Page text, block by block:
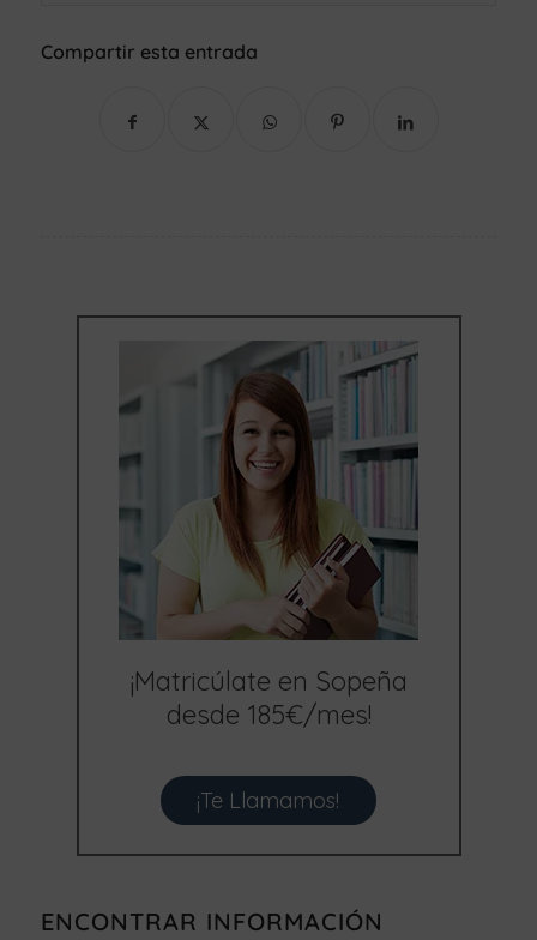
Compartir esta entrada
¡Matricúlate en Sopeña
desde 185€/mes!
¡Te Llamamos!
ENCONTRAR INFORMACIÓN